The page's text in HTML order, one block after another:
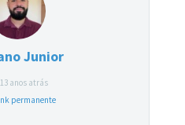
Junior
13 anos atrás
permanente